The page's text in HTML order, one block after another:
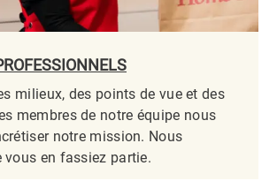
milieux, des points de vue et des
membres de notre équipe nous
notre mission. Nous
vous en fassiez partie.​​​​​​​